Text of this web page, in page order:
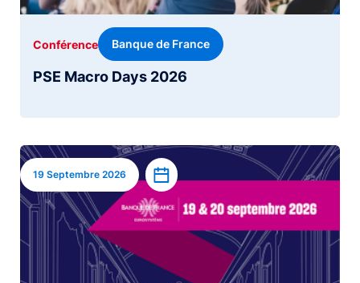
PSE Macro Days 2026
Conférence Banque de France
Image
19 Septembre 2026 Ajouter à l’agenda